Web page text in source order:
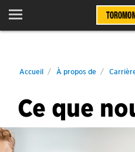
Menu
Accueil À propos de
Ce que